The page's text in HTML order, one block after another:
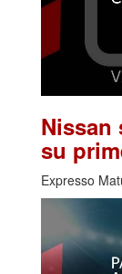
Nissan
su
Expresso